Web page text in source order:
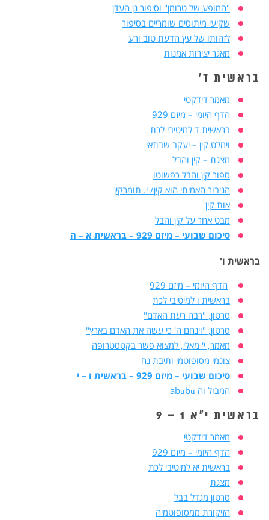
"המופע של טרומן" וסיפור גן העדן
שקיעי מיתוסים שומריים בסיפור
לזהותו של עץ הדעת טוב ורע
מאגר יצירות אמנות
בראשית ד'
מאמר דידקטי
הדף היומי – מיזם 929
בראשית ד למיטיבי לכת
וימלט קין – יעקב שבתאי
מצגת – קין והבל
ספור קין והבל כפשוטו
הגיבור האמיתי הוא קין/ י. תומרקין
אות קין
מבט אחר על קין והבל
סיכום שבועי – מיזם 929 – בראשית א – ה
בראשית ו'
הדף היומי – מיזם 929
בראשית ו למיטיבי לכת
סרטון, "רבה רעת האדם"
סרטון, "וינחם ה' כי עשה את האדם בארץ"
מאמר, י' מאלי, למצוא פשר בקטסטרופה
צונמי מסופוטמי ותיבת נח
סיכום שבועי – מיזם 929 – בראשית ו – י
המבול וה abūbū
בראשית י"א 1 – 9
מאמר דידקטי
הדף היומי – מיזם 929
בראשית יא למיטיבי לכת
מצגת
סרטון מגדל בבל
הזיקורת ממסופוטמיה